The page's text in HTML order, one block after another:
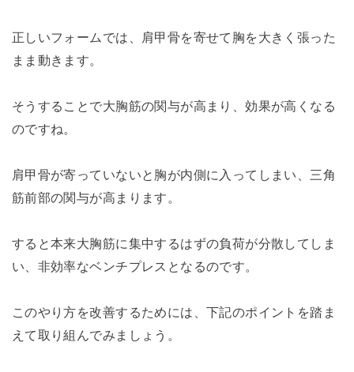
正しいフォームでは、肩甲骨を寄せて胸を大きく張った
まま動きます。
そうすることで大胸筋の関与が高まり、効果が高くなる
のですね。
肩甲骨が寄っていないと胸が内側に入ってしまい、三角
筋前部の関与が高まります。
すると本来大胸筋に集中するはずの負荷が分散してしま
い、非効率なベンチプレスとなるのです。
このやり方を改善するためには、下記のポイントを踏ま
えて取り組んでみましょう。